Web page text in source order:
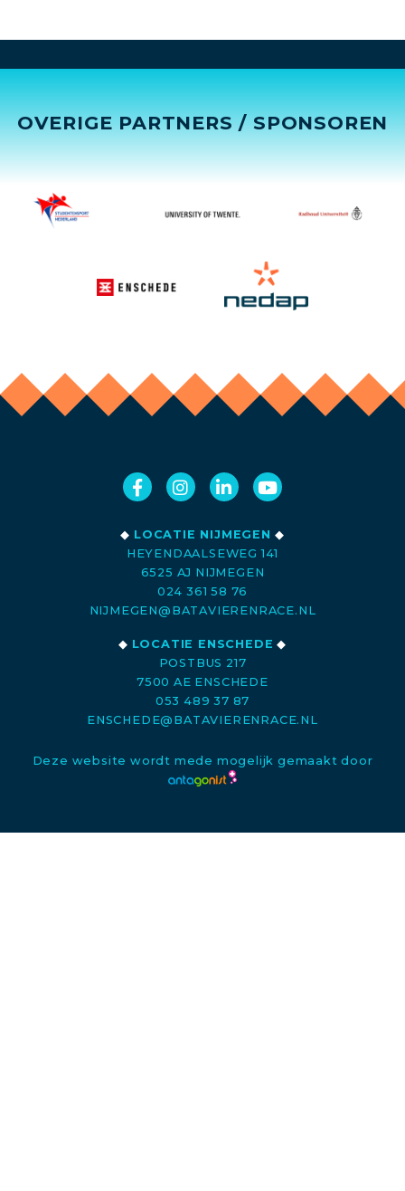
OVERIGE PARTNERS / SPONSOREN
◆ LOCATIE NIJMEGEN ◆
HEYENDAALSEWEG 141
6525 AJ NIJMEGEN
024 361 58 76
NIJMEGEN@BATAVIERENRACE.NL
◆ LOCATIE ENSCHEDE ◆
POSTBUS 217
7500 AE ENSCHEDE
053 489 37 87
ENSCHEDE@BATAVIERENRACE.NL
Deze website wordt mede mogelijk gemaakt door